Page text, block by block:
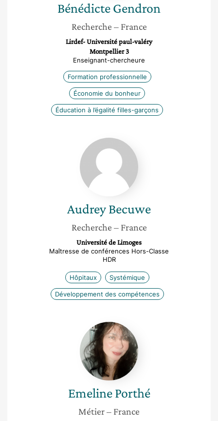
BénédicteGendron
Recherche – France
Lirdef- Université paul-valéry
Montpellier 3
Enseignant-chercheure
Formation professionnelle
Économie du bonheur
Éducation à l’égalité filles-garçons
Audrey
Becuwe
AudreyBecuwe
Recherche – France
Université de Limoges
Maîtresse de conférences Hors-Classe
HDR
Hôpitaux Systémique
Développement des compétences
Emeline
Porthé
Emeline Porthé
Métier– France